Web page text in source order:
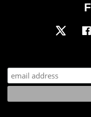
Twitter